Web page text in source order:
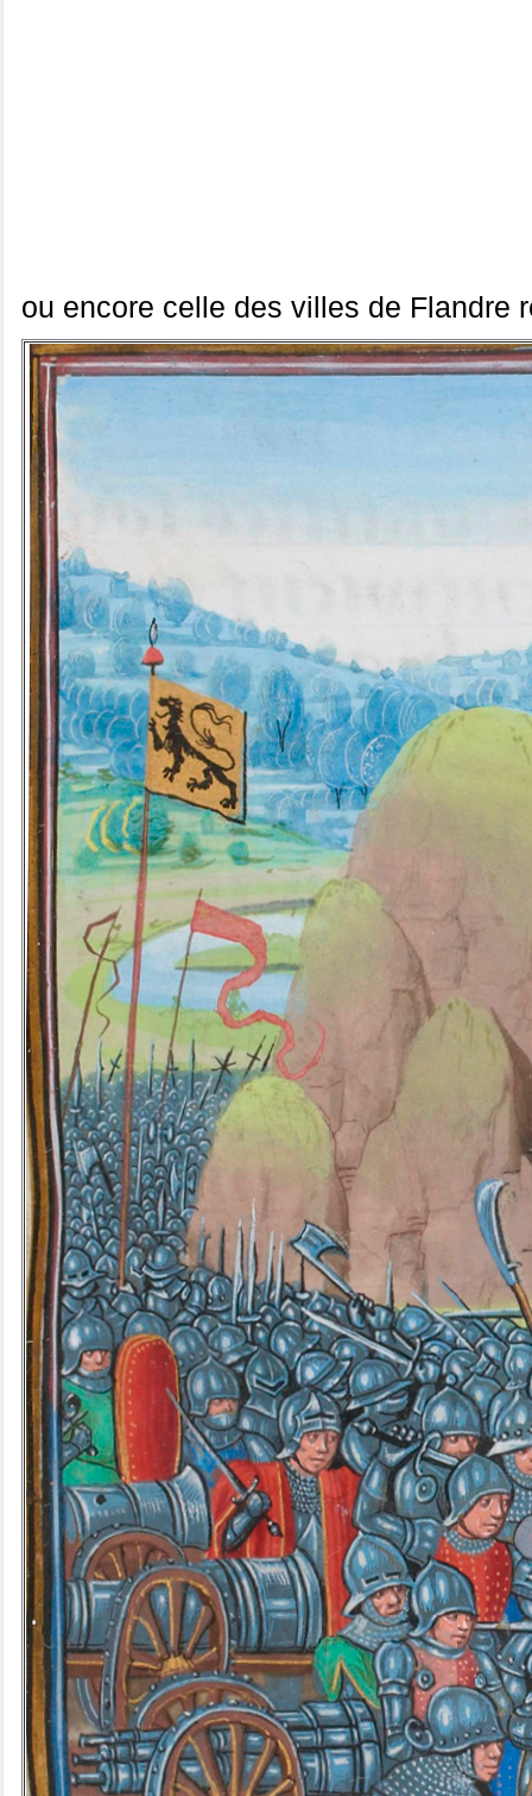
ou encore celle des villes de Flandre